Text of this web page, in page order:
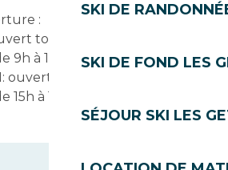
SKI DE
SKI DE FOND LES
SÉJOUR SKI LES
:
tous les jours (du lundi
9h à 18h
ouvert du lundi au vendredi
15h à 18h